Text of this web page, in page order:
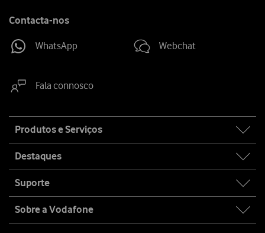
Contacta-nos
WhatsApp Webchat
Fala connosco
map
Produtos e Serviços
Destaques
Suporte
Sobre a Vodafone